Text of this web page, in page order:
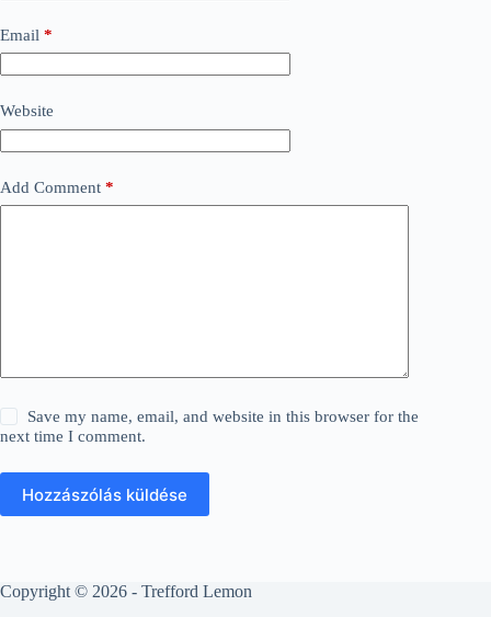
Email *
Website
Add Comment *
Save my name, email, and website in this browser for the
next time I comment.
Hozzászólás küldése
Copyright © 2026 - Trefford Lemon